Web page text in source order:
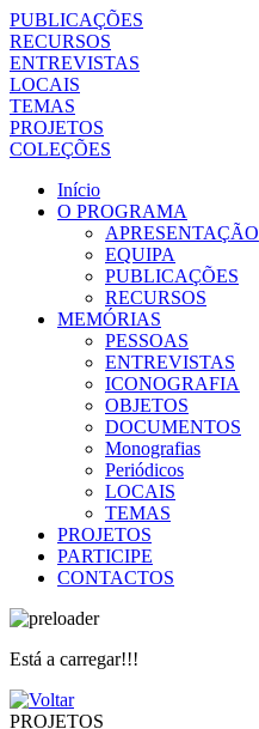
PUBLICAÇÕES
RECURSOS
ENTREVISTAS
LOCAIS
TEMAS
PROJETOS
COLEÇÕES
Início
O PROGRAMA
APRESENTAÇÃO
EQUIPA
PUBLICAÇÕES
RECURSOS
MEMÓRIAS
PESSOAS
ENTREVISTAS
ICONOGRAFIA
OBJETOS
DOCUMENTOS
Monografias
Periódicos
LOCAIS
TEMAS
PROJETOS
PARTICIPE
CONTACTOS
Está a carregar!!!
PROJETOS